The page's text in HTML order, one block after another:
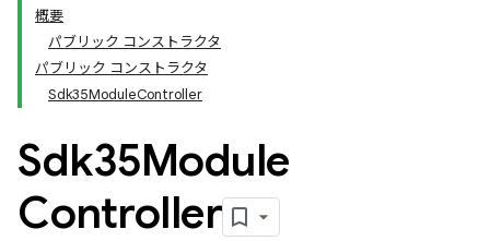
概要
パブリック コンストラクタ
パブリック コンストラクタ
Sdk35ModuleController
Sdk35Module
Controller